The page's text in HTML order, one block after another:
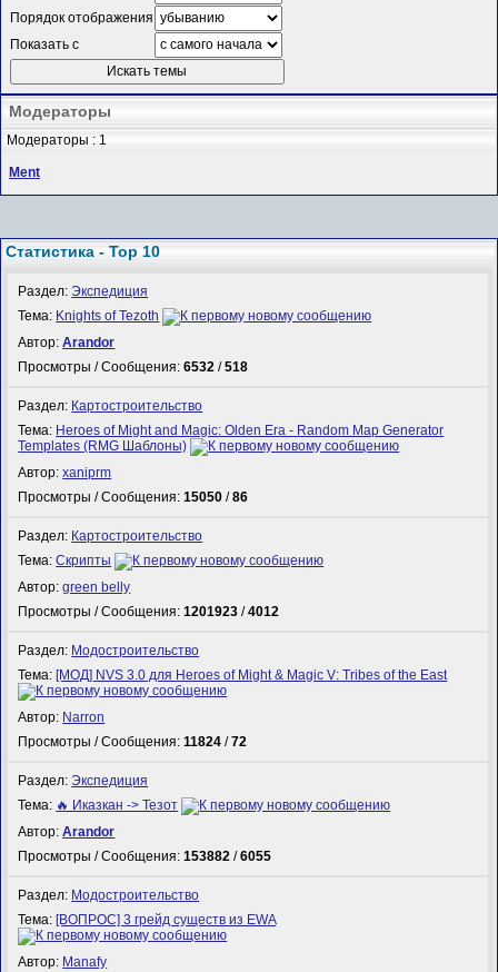
Порядок отображения
Показать с
Модераторы
Модераторы : 1
Ment
Статистика - Top 10
Раздел:Экспедиция
Тема: Knights of Tezoth
Автор:Arandor
Просмотры / Сообщения:6532 /518
Раздел: Картостроительство
Тема: Heroes of Might and Magic: Olden Era - Random Map Generator
Templates (RMG Шаблоны)
Автор:xaniprm
Просмотры / Сообщения:15050 /86
Раздел: Картостроительство
Тема:Скрипты
Автор:green belly
Просмотры / Сообщения:1201923 /4012
Раздел: Модостроительство
Тема: [МОД] NVS 3.0 для Heroes of Might & Magic V: Tribes of the East
Автор: Narron
Просмотры / Сообщения:11824 /72
Раздел:Экспедиция
Тема: 🔥 Иказкан -> Тезот
Автор:Arandor
Просмотры / Сообщения:153882 /6055
Раздел: Модостроительство
Тема: [ВОПРОС] 3 грейд существ из EWA
Автор: Manafy